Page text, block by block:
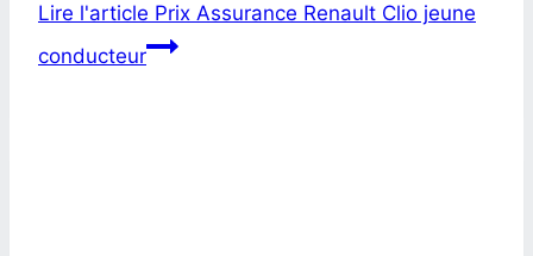
Lire l'article Prix Assurance Renault Clio jeune
conducteur